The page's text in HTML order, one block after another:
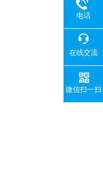
电话
在线交流
微信扫一扫